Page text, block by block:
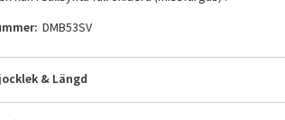
DMB53SV
& Längd